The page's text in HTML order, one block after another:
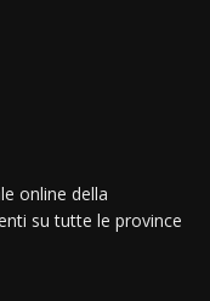
online della
su tutte le province